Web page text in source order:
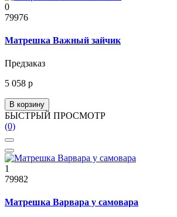
0
79976
Матрешка Важный зайчик
Предзаказ
5 058 р
В корзину
БЫСТРЫЙ ПРОСМОТР
(0)
1
79982
Матрешка Варвара у самовара